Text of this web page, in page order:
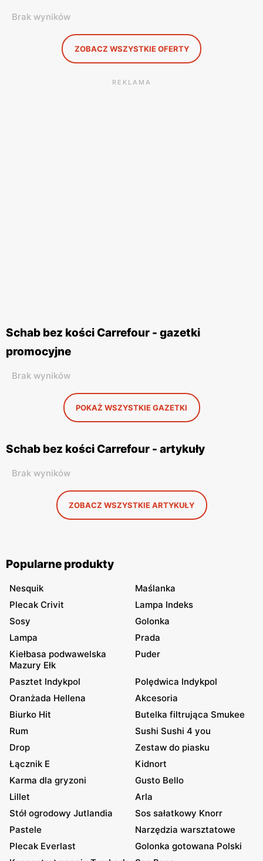
Brak wyników
ZOBACZ WSZYSTKIE OFERTY
REKLAMA
Schab bez kości Carrefour - gazetki
promocyjne
Brak wyników
POKAŻ WSZYSTKIE GAZETKI
Schab bez kości Carrefour - artykuły
Brak wyników
ZOBACZ WSZYSTKIE ARTYKUŁY
Popularne produkty
Nesquik
Maślanka
Plecak Crivit
Lampa Indeks
Sosy
Golonka
Lampa
Prada
Kiełbasa podwawelska
Mazury Ełk
Puder
Pasztet Indykpol
Polędwica Indykpol
Oranżada Hellena
Akcesoria
Biurko Hit
Butelka filtrująca Smukee
Rum
Sushi Sushi 4 you
Drop
Zestaw do piasku
Łącznik E
Kidnort
Karma dla gryzoni
Gusto Bello
Lillet
Arla
Stół ogrodowy Jutlandia
Sos sałatkowy Knorr
Pastele
Narzędzia warsztatowe
Plecak Everlast
Golonka gotowana Polski